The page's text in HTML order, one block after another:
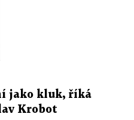
jako kluk, říká
Krobot